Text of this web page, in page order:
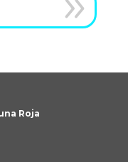
Roja